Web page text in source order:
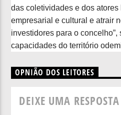
das coletividades e dos
empresarial e cultural e atrair
investidores para o concelho”,
capacidades do território
OPNIÃO DOS LEITORES
DEIXE UMA RESPOSTA